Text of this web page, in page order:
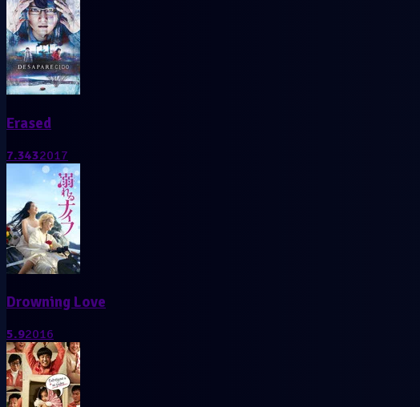
Erased
7.3432017
Drowning Love
5.92016